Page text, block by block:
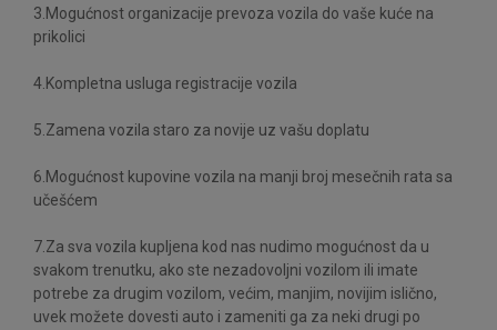
3.Mogućnost organizacije prevoza vozila do vaše kuće na
prikolici
4.Kompletna usluga registracije vozila
5.Zamena vozila staro za novije uz vašu doplatu
6.Mogućnost kupovine vozila na manji broj mesečnih rata sa
učešćem
7.Za sva vozila kupljena kod nas nudimo mogućnost da u
svakom trenutku, ako ste nezadovoljni vozilom ili imate
potrebe za drugim vozilom, većim, manjim, novijim islično,
uvek možete dovesti auto i zameniti ga za neki drugi po